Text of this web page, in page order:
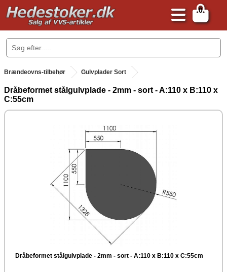
0
.
Brændeovns-tilbehør Gulvplader Sort
Dråbeformet stålgulvplade - 2mm - sort - A:110 x B:110 x
C:55cm
Dråbeformet stålgulvplade - 2mm - sort - A:110 x B:110 x C:55cm